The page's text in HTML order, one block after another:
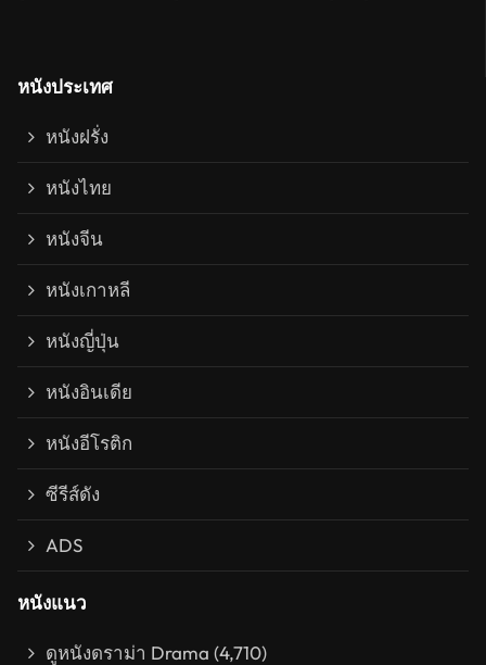
หนังประเทศ
หนังฝรั่ง
หนังไทย
หนังจีน
หนังเกาหลี
หนังญี่ปุ่น
หนังอินเดีย
หนังอีโรติก
ซีรีส์ดัง
ADS
หนังแนว
ดูหนังดราม่า Drama (4,710)